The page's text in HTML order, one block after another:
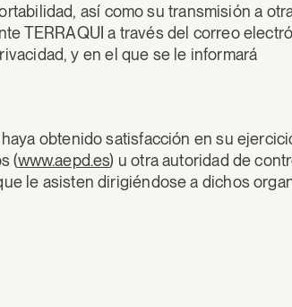
así como su transmisión a
TERRAQUI a través del correo
y en el que se le informará
obtenido satisfacción en su
(www.aepd.es) u otra autoridad de
le asisten dirigiéndose a dichos